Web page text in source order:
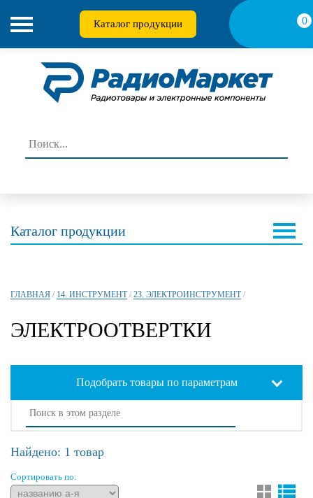
Каталог продукции 0
Каталог продукции
ГЛАВНАЯ / 14. ИНСТРУМЕНТ / 23. ЭЛЕКТРОИНСТРУМЕНТ /
ЭЛЕКТРООТВЕРТКИ
Подобрать товары по параметрам
Найдено: 1 товар
Сортировать по: